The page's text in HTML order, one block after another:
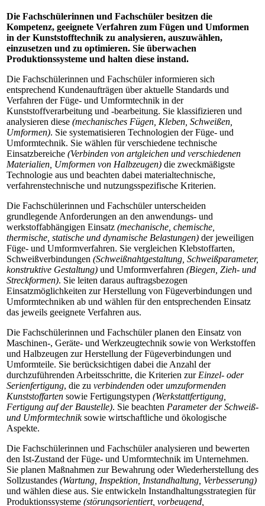
Die Fachschülerinnen und Fachschüler besitzen die
Kompetenz, geeignete Verfahren zum Fügen und Umformen
in der Kunststofftechnik zu analysieren, auszuwählen,
einzusetzen und zu optimieren. Sie überwachen
Produktionssysteme und halten diese instand.
Die Fachschülerinnen und Fachschüler informieren sich
entsprechend Kundenaufträgen über aktuelle Standards und
Verfahren der Füge- und Umformtechnik in der
Kunststoffverarbeitung und -bearbeitung. Sie klassifizieren und
analysieren diese (mechanisches Fügen, Kleben, Schweißen,
Umformen). Sie systematisieren Technologien der Füge- und
Umformtechnik. Sie wählen für verschiedene technische
Einsatzbereiche (Verbinden von artgleichen und verschiedenen
Materialien, Umformen von Halbzeugen) die zweckmäßigste
Technologie aus und beachten dabei materialtechnische,
verfahrenstechnische und nutzungsspezifische Kriterien.
Die Fachschülerinnen und Fachschüler unterscheiden
grundlegende Anforderungen an den anwendungs- und
werkstoffabhängigen Einsatz (mechanische, chemische,
thermische, statische und dynamische Belastungen) der jeweiligen
Füge- und Umformverfahren. Sie vergleichen Klebstoffarten,
Schweißverbindungen (Schweißnahtgestaltung, Schweißparameter,
konstruktive Gestaltung) und Umformverfahren (Biegen, Zieh- und
Streckformen). Sie leiten daraus auftragsbezogen
Einsatzmöglichkeiten zur Herstellung von Fügeverbindungen und
Umformtechniken ab und wählen für den entsprechenden Einsatz
das jeweils geeignete Verfahren aus.
Die Fachschülerinnen und Fachschüler planen den Einsatz von
Maschinen-, Geräte- und Werkzeugtechnik sowie von Werkstoffen
und Halbzeugen zur Herstellung der Fügeverbindungen und
Umformteile. Sie berücksichtigen dabei die Anzahl der
durchzuführenden Arbeitsschritte, die Kriterien zurEinzel- oder
Serienfertigung, die zu verbindenden oderumzuformenden
Kunststoffarten sowie Fertigungstypen (Werkstattfertigung,
Fertigung auf der Baustelle). Sie beachten Parameter der Schweiß-
und Umformtechniksowie wirtschaftliche und ökologische
Aspekte.
Die Fachschülerinnen und Fachschüler analysieren und bewerten
den Ist-Zustand der Füge- und Umformtechnik im Unternehmen.
Sie planen Maßnahmen zur Bewahrung oder Wiederherstellung des
Sollzustandes (Wartung, Inspektion, Instandhaltung, Verbesserung)
und wählen diese aus. Sie entwickeln Instandhaltungsstrategien für
Produktionssysteme (störungsorientiert, vorbeugend,